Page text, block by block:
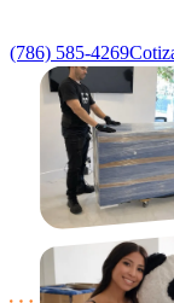
(786) 585-4269